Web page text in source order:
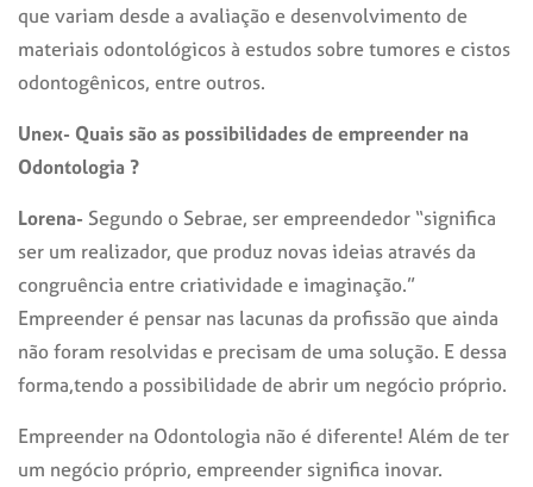
que variam desde a avaliação e desenvolvimento de
materiais odontológicos à estudos sobre tumores e cistos
odontogênicos, entre outros.
Unex- Quais são as possibilidades de empreender na
Odontologia ?
Lorena- Segundo o Sebrae, ser empreendedor “significa
ser um realizador, que produz novas ideias através da
congruência entre criatividade e imaginação.”
Empreender é pensar nas lacunas da profissão que ainda
não foram resolvidas e precisam de uma solução. E dessa
forma,tendo a possibilidade de abrir um negócio próprio.
Empreender na Odontologia não é diferente! Além de ter
um negócio próprio, empreender significa inovar.